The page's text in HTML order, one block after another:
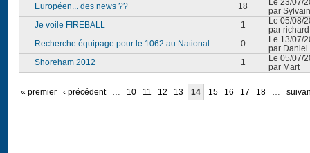
Européen... des news ??
18
Le 23/07/
par Sylvain
Je voile FIREBALL
1
Le 05/08/
par richard
Recherche équipage pour le 1062 au National
0
Le 13/07/
par Daniel
Shoreham 2012
1
Le 05/07/
par Mart
« premier ‹ précédent … 10 11 12 13 14 15 16 17 18 …